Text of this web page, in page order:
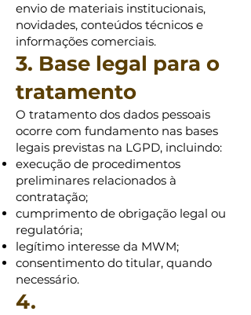
envio de materiais institucionais,
novidades, conteúdos técnicos e
informações comerciais.
3. Base legal para o
tratamento
O tratamento dos dados pessoais
ocorre com fundamento nas bases
legais previstas na LGPD, incluindo:
execução de procedimentos
preliminares relacionados à
contratação;
cumprimento de obrigação legal ou
regulatória;
legítimo interesse da MWM;
consentimento do titular, quando
necessário.
4.